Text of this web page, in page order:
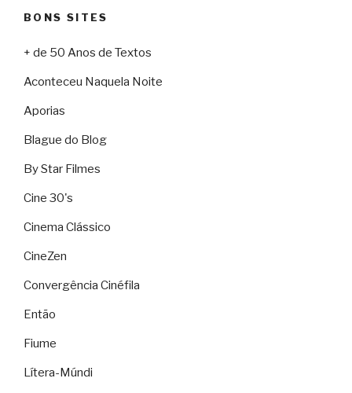
BONS SITES
+ de 50 Anos de Textos
Aconteceu Naquela Noite
Aporias
Blague do Blog
By Star Filmes
Cine 30's
Cinema Clássico
CineZen
Convergência Cinéfila
Então
Fiume
Lítera-Múndi